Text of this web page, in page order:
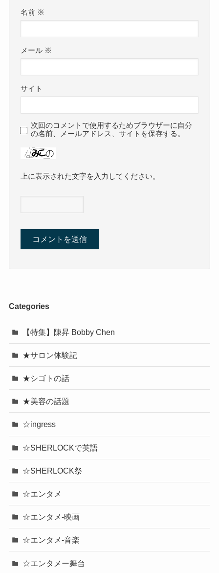
名前 ※
メール ※
サイト
次回のコメントで使用するためブラウザーに自分
の名前、メールアドレス、サイトを保存する。
上に表示された文字を入力してください。
Categories
【特集】陳昇 Bobby Chen
★サロン体験記
★シゴトの話
★美容の話題
☆ingress
☆SHERLOCKで英語
☆SHERLOCK祭
☆エンタメ
☆エンタメ-映画
☆エンタメ-音楽
☆エンタメー舞台